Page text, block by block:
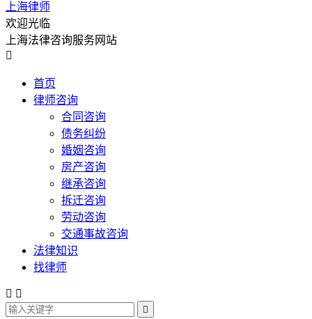
上海律师
欢迎光临
上海法律咨询服务网站

首页
律师咨询
合同咨询
债务纠纷
婚姻咨询
房产咨询
继承咨询
拆迁咨询
劳动咨询
交通事故咨询
法律知识
找律师
 
